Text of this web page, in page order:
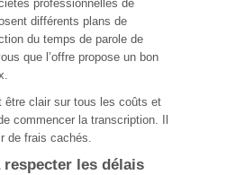
professionnelles de
différents plans de
du temps de parole de
que l’offre propose un bon
être clair sur tous les coûts et
commencer la transcription. Il
de frais cachés.
respecter les délais